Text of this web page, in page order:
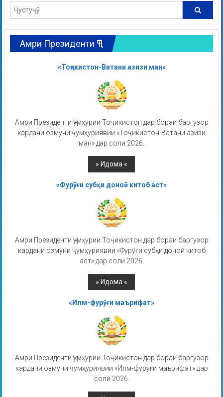
Амри Президенти ҶТ
«Тоҷикистон-Ватани азизи ман»
Амри Президенти Ҷумҳурии Тоҷикистон дар бораи баргузор
кардани озмуни ҷумҳуриявии «Тоҷикистон-Ватани азизи
ман» дар соли 2026.
«Фурӯғи субҳи доноӣ китоб аст»
Амри Президенти Ҷумҳурии Тоҷикистон дар бораи баргузор
кардани озмуни ҷумҳуриявии «Фурӯғи субҳи доноӣ китоб
аст» дар соли 2026.
«Илм-фурӯғи маърифат»
Амри Президенти Ҷумҳурии Тоҷикистон дар бораи баргузор
кардани озмуни ҷумҳуриявии «Илм-фурӯғи маърифат» дар
соли 2026.